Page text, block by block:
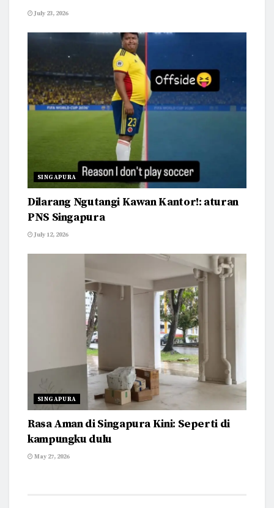
July 23, 2026
SINGAPURA
Dilarang Ngutangi Kawan Kantor!: aturan
PNS Singapura
July 12, 2026
SINGAPURA
Rasa Aman di Singapura Kini: Seperti di
kampungku dulu
May 27, 2026